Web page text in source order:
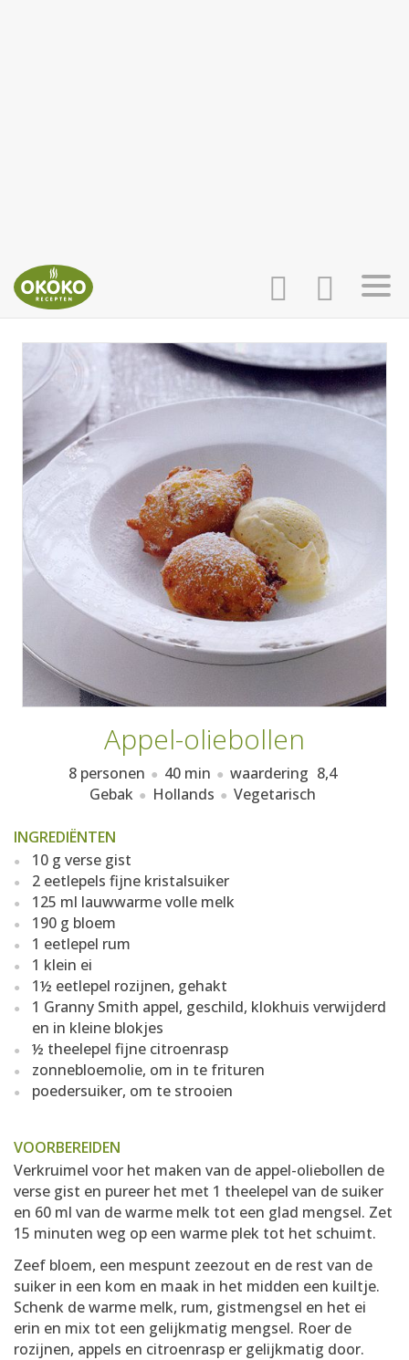
INLOGGEN
AANMELDEN
HOME
WEEKMENU'S
KOOKBOEKEN
Appel-oliebollen
8 personen 40 min waardering 8,4
Gebak
Hollands Vegetarisch
INGREDIËNTEN
10 g verse gist
2 eetlepels fijne kristalsuiker
125 ml lauwwarme volle melk
190 g bloem
1 eetlepel rum
1 klein ei
1½ eetlepel rozijnen, gehakt
1 Granny Smith appel, geschild, klokhuis verwijderd
en in kleine blokjes
½ theelepel fijne citroenrasp
zonnebloemolie, om in te frituren
poedersuiker, om te strooien
VOORBEREIDEN
Verkruimel voor het maken van de appel-oliebollen de
verse gist en pureer het met 1 theelepel van de suiker
en 60 ml van de warme melk tot een glad mengsel. Zet
15 minuten weg op een warme plek tot het schuimt.
Zeef bloem, een mespunt zeezout en de rest van de
suiker in een kom en maak in het midden een kuiltje.
Schenk de warme melk, rum, gistmengsel en het ei
erin en mix tot een gelijkmatig mengsel. Roer de
rozijnen, appels en citroenrasp er gelijkmatig door.